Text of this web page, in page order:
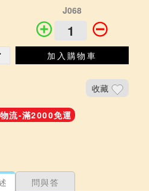
J068
加入購物車
收藏
流-滿2000免運
問與答